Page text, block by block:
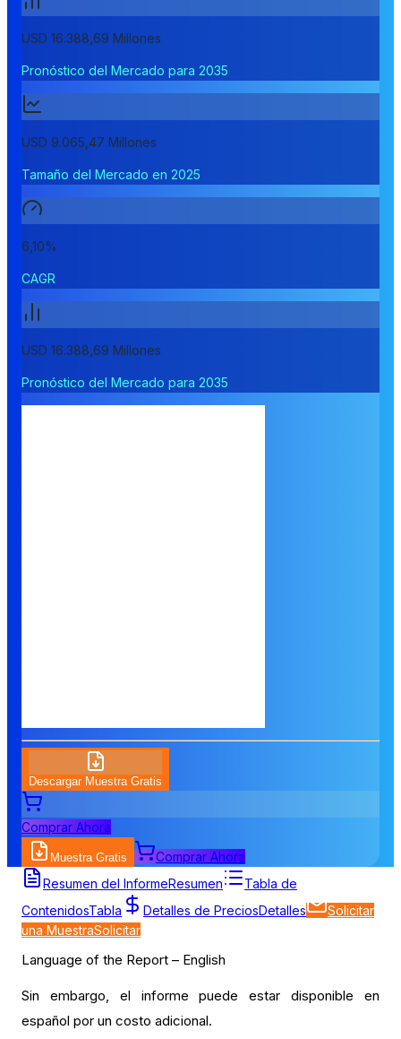
USD 16.388,69 Millones
Pronóstico del Mercado para 2035
USD 9.065,47 Millones
Tamaño del Mercado en 2025
6,10%
CAGR
USD 16.388,69 Millones
Pronóstico del Mercado para 2035
Descargar Muestra Gratis
Comprar Ahora
Muestra Gratis Comprar Ahora
Tabla de Contenidos
Resumen del InformeResumen
Tabla de
ContenidosTabla Detalles de PreciosDetalles
Solicitar
una MuestraSolicitar
Language of the Report – English
Sin embargo, el informe puede estar disponible en
español por un costo adicional.